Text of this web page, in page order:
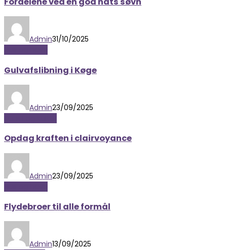
Admin31/10/2025
Gulvafslibning i Køge
Admin23/09/2025
Opdag kraften i clairvoyance
Admin23/09/2025
Flydebroer til alle formål
Admin13/09/2025